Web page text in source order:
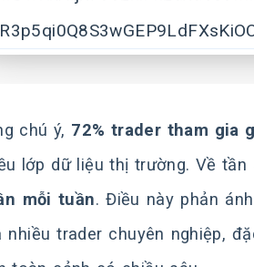
chú ý, 72% trader tham gia
lớp dữ liệu thị trường. Về tần
mỗi tuần. Điều này phản
nhiều trader chuyên nghiệp,